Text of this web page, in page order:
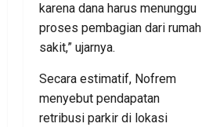
karena dana harus menunggu
proses pembagian dari rumah
sakit,” ujarnya.
Secara estimatif, Nofrem
menyebut pendapatan
retribusi parkir di lokasi